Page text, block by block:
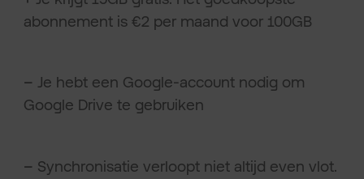
abonnement is €2 per maand voor 100GB
– Je hebt een Google-account nodig om
Google Drive te gebruiken
– Synchronisatie verloopt niet altijd even vlot.